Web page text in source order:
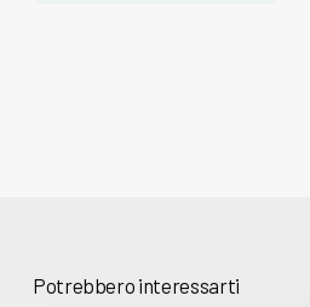
Potrebbero interessarti